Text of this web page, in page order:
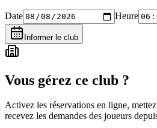
Date Heure
Informer le club
Vous gérez ce club ?
Activez les réservations en ligne,
recevez les demandes des joueurs